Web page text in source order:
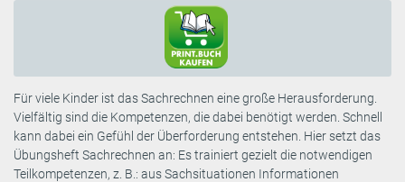
Für viele Kinder ist das Sachrechnen eine große Herausforderung.
Vielfältig sind die Kompetenzen, die dabei benötigt werden. Schnell
kann dabei ein Gefühl der Überforderung entstehen. Hier setzt das
Übungsheft Sachrechnen an: Es trainiert gezielt die notwendigen
Teilkompetenzen, z. B.: aus Sachsituationen Informationen